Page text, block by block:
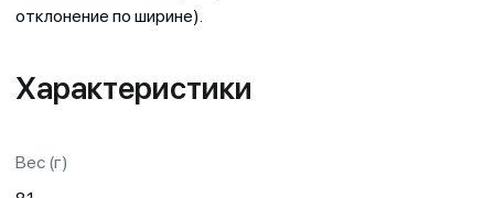
отклонение по ширине).
Характеристики
Вес (г)